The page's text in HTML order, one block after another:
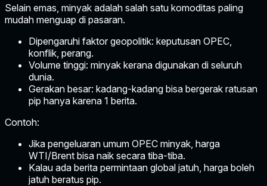
Selain emas, minyak adalah salah satu komoditas paling
mudah menguap di pasaran.
Dipengaruhi faktor geopolitik: keputusan OPEC,
konflik, perang.
Volume tinggi: minyak kerana digunakan di seluruh
dunia.
Gerakan besar: kadang-kadang bisa bergerak ratusan
pip hanya karena 1 berita.
Contoh:
Jika pengeluaran umum OPEC minyak, harga
WTI/Brent bisa naik secara tiba-tiba.
Kalau ada berita permintaan global jatuh, harga boleh
jatuh beratus pip.